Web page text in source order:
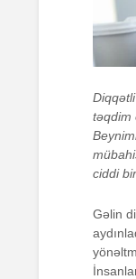
təqdim
ciddi
Gəlin